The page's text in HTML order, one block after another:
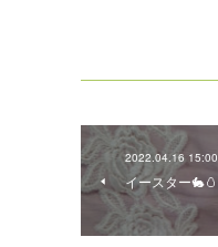
2022.04.16 15:00
イースター🐇🥚